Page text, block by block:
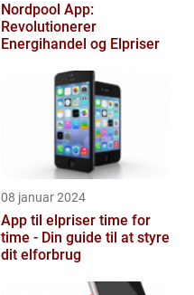
Nordpool App:
Revolutionerer
Energihandel og Elpriser
08 januar 2024
App til elpriser time for
time - Din guide til at styre
dit elforbrug